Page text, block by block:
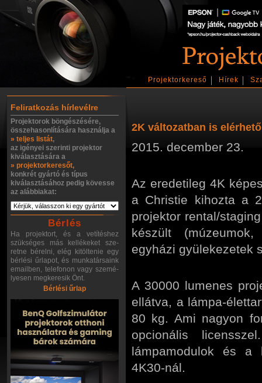
Projektorkereső Hírek
Feliratkozás hírlevélre
Projektorok böngészésére,
összehasonlítására használja a
» teljes listát,
az igényei szerinti projektor
kiválasztására a
» projektorkeresőt,
konkrét gyártó és típus
kiválasztásához pedig kövesse
az alábbiakat:
Bérlés
Ha projektort, és a vetítéshez
szükséges más kellékeket sze-
retne bérelni, elég kitöltenie egy
bérlési űrlapot, és munkatársaink
emailben, telefonon vagy szemé-
lyesen megkeresik Önt.
Bérlési űrlap
2K változatban is
2015. december 23.
Az eredetileg 4K
a Christie kihozta a
projektor rental/
készült
egyházi gyülekezetek
A 30000 lumenes
ellátva, a lámpa-
80 kg. Ami nagyon
opcionális
lámpamodulok és a
4K30-nál.